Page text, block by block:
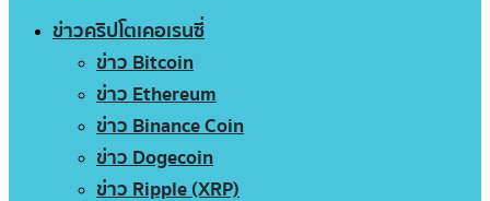
ข่าวคริปโตเคอเรนซี่
ข่าว Bitcoin
ข่าว Ethereum
ข่าว Binance Coin
ข่าว Dogecoin
ข่าว Ripple (XRP)